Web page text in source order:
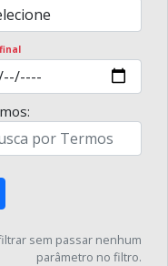
sem passar nenhum
parâmetro no filtro.